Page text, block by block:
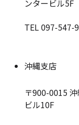
ンタービル5F
TEL 097-547-
沖縄支店
〒900-0015
ビル10F